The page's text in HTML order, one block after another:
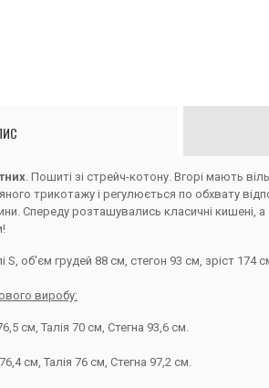
. Пошиті зі стрейч-котону. Вгорі мають
трикотажу і регулюється по обхвату
Спереду розташувались класичні кишені, а
об'єм грудей 88 см, стегон 93 см, зріст 174
виробу:
см, Талія 70 см, Стегна 93,6 см.
см, Талія 76 см, Стегна 97,2 см.